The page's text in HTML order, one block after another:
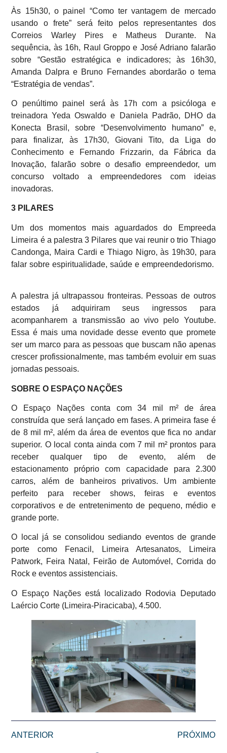
Às 15h30, o painel “Como ter vantagem de mercado
usando o frete” será feito pelos representantes dos
Correios Warley Pires e Matheus Durante. Na
sequência, às 16h, Raul Groppo e José Adriano falarão
sobre “Gestão estratégica e indicadores; às 16h30,
Amanda Dalpra e Bruno Fernandes abordarão o tema
“Estratégia de vendas”.
O penúltimo painel será às 17h com a psicóloga e
treinadora Yeda Oswaldo e Daniela Padrão, DHO da
Konecta Brasil, sobre “Desenvolvimento humano” e,
para finalizar, às 17h30, Giovani Tito, da Liga do
Conhecimento e Fernando Frizzarin, da Fábrica da
Inovação, falarão sobre o desafio empreendedor, um
concurso voltado a empreendedores com ideias
inovadoras.
3 PILARES
Um dos momentos mais aguardados do Empreeda
Limeira é a palestra 3 Pilares que vai reunir o trio Thiago
Candonga, Maira Cardi e Thiago Nigro, às 19h30, para
falar sobre espiritualidade, saúde e empreendedorismo.
A palestra já ultrapassou fronteiras. Pessoas de outros
estados já adquiriram seus ingressos para
acompanharem a transmissão ao vivo pelo Youtube.
Essa é mais uma novidade desse evento que promete
ser um marco para as pessoas que buscam não apenas
crescer profissionalmente, mas também evoluir em suas
jornadas pessoais.
SOBRE O ESPAÇO NAÇÕES
O Espaço Nações conta com 34 mil m² de área
construída que será lançado em fases. A primeira fase é
de 8 mil m², além da área de eventos que fica no andar
superior. O local conta ainda com 7 mil m² prontos para
receber qualquer tipo de evento, além de
estacionamento próprio com capacidade para 2.300
carros, além de banheiros privativos. Um ambiente
perfeito para receber shows, feiras e eventos
corporativos e de entretenimento de pequeno, médio e
grande porte.
O local já se consolidou sediando eventos de grande
porte como Fenacil, Limeira Artesanatos, Limeira
Patwork, Feira Natal, Feirão de Automóvel, Corrida do
Rock e eventos assistenciais.
O Espaço Nações está localizado Rodovia Deputado
Laércio Corte (Limeira-Piracicaba), 4.500.
ANTERIOR PRÓXIMO